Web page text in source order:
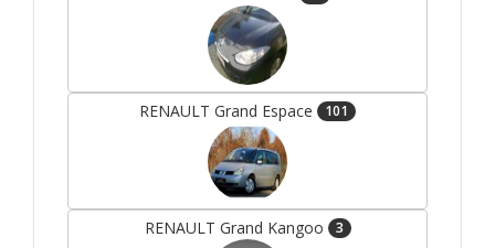
RENAULT Grand Espace 101
RENAULT Grand Kangoo 3